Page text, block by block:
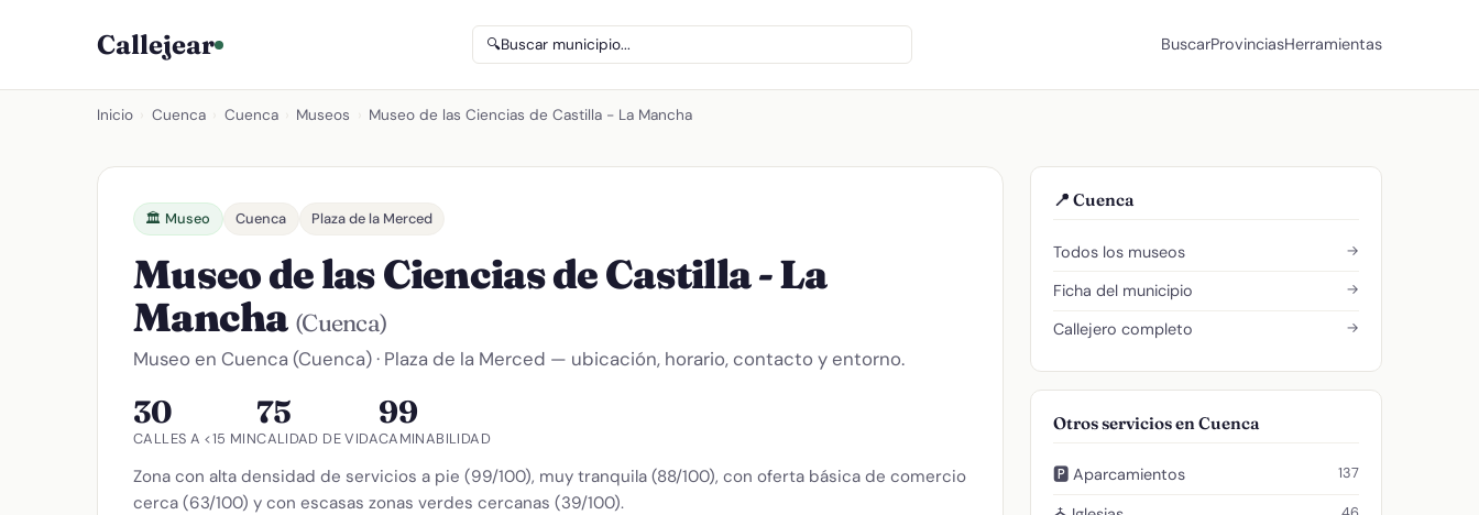
Callejear 🔍Buscar municipio... BuscarProvinciasHerramientas
Inicio Cuenca Cuenca Museos Museo de las Ciencias de Castilla - La Mancha
🏛️ Museo Cuenca Plaza de la Merced
Museo de las Ciencias de Castilla - La
Mancha (Cuenca)
Museo en Cuenca (Cuenca) · Plaza de la Merced — ubicación, horario, contacto y entorno.
30
CALLES A <15 MIN
75
CALIDAD DE VIDA
99
CAMINABILIDAD
Zona con alta densidad de servicios a pie (99/100), muy tranquila (88/100), con oferta básica de comercio
cerca (63/100) y con escasas zonas verdes cercanas (39/100).
📍 Cuenca
Todos los museos →
Ficha del municipio →
Callejero completo →
Otros servicios en Cuenca
🅿️ Aparcamientos 137